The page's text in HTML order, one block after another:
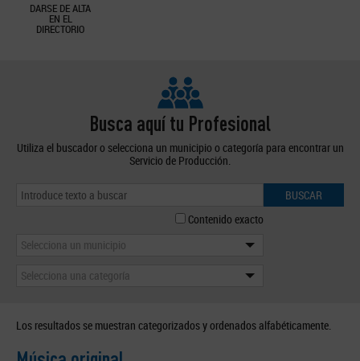
DARSE DE ALTA
EN EL
DIRECTORIO
Busca aquí tu Profesional
Utiliza el buscador o selecciona un municipio o categoría para encontrar un
Servicio de Producción.
BUSCAR
Contenido exacto
Selecciona un municipio
Selecciona una categoría
Los resultados se muestran categorizados y ordenados alfabéticamente.